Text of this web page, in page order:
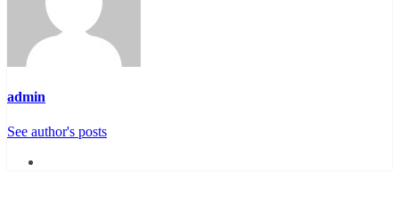
admin
See author's posts